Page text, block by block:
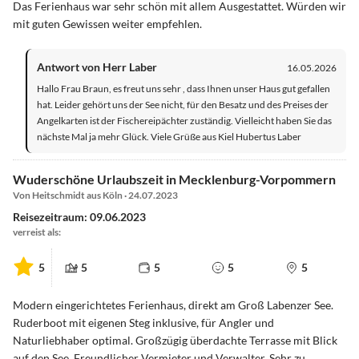
historisch rekonstruiert und restauriert. Leider nicht für
Archäologisches Freilichtmuseum: Groß Raden Erfahren Sie mehr
über das Leben der Slawen in Mecklenburg-Vorpommern!
Oldtimermuseum Groß Raden: Ca. 100 Motorräder und 10 PKWs
der Baujahre von 1924 bis 1970, bietet zahlreiches Interieur
so nimmt man an, um 1300 von dem Ritter von Stralendorff erbaut.
Es ist ein Bauwerk im gotischen Stil.
Mecklenburger Kutschenmuseum: Das Museum liegt inKobrow.
Lassen Sie in jene Zeit versetzen, in der diese Fahrzeuge die
bestimmenden Fortbewegungs- und Transportmittel waren. Mit
fast 150 Kutschen, Wagen, Fuhrwerken und Pferdeschlitten.
Das Ferienhaus war sehr schön mit allem Ausgestattet. Würden wir
mit guten Gewissen weiter empfehlen.
Antwort von Herr Laber
16.05.2026
Hallo Frau Braun, es freut uns sehr , dass Ihnen unser Haus gut gefallen
hat. Leider gehört uns der See nicht, für den Besatz und des Preises der
Angelkarten ist der Fischereipächter zuständig. Vielleicht haben Sie das
nächste Mal ja mehr Glück. Viele Grüße aus Kiel Hubertus Laber
Wuderschöne Urlaubszeit in Mecklenburg-Vorpommern
Von Heitschmidt aus Köln · 24.07.2023
Reisezeitraum: 09.06.2023
verreist als:
5 5 5 5 5
Modern eingerichtetes Ferienhaus, direkt am Groß Labenzer See.
Ruderboot mit eigenen Steg inklusive, für Angler und
Naturliebhaber optimal. Großzügig überdachte Terrasse mit Blick